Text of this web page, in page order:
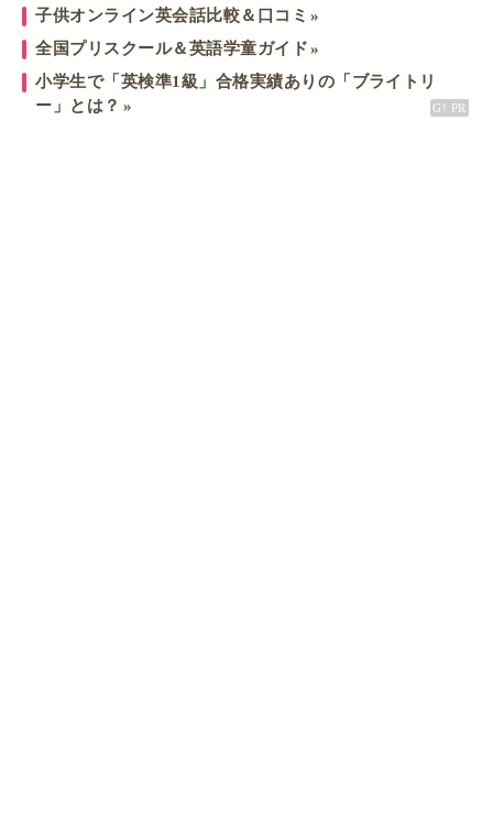
子供オンライン英会話比較＆口コミ
全国プリスクール＆英語学童ガイド
小学生で「英検準1級」合格実績ありの「ブライトリ
ー」とは？